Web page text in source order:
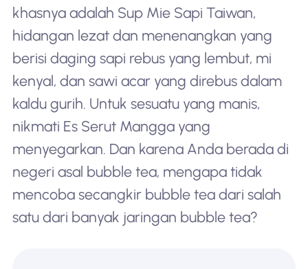
khasnya adalah Sup Mie Sapi Taiwan,
hidangan lezat dan menenangkan yang
berisi daging sapi rebus yang lembut, mi
kenyal, dan sawi acar yang direbus dalam
kaldu gurih. Untuk sesuatu yang manis,
nikmati Es Serut Mangga yang
menyegarkan. Dan karena Anda berada di
negeri asal bubble tea, mengapa tidak
mencoba secangkir bubble tea dari salah
satu dari banyak jaringan bubble tea?